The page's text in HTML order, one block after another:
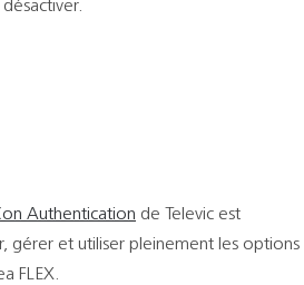
Authentication de Televic est
gérer et utiliser pleinement les options
FLEX.